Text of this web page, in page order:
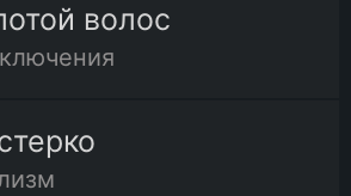
волос